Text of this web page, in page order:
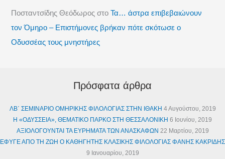
Ποσταντσίδης Θεόδωρος στοΤα… άστρα επιβεβαιώνουν
τον Όμηρο – Επιστήμονες βρήκαν πότε σκότωσε ο
Οδυσσέας τους μνηστήρες
Πρόσφατα άρθρα
ΛΒ΄ ΣEMINAPIO OMHPIKHΣ ΦIΛOΛOΓIAΣ ΣΤΗΝ ΙΘΑΚΗ 4 Αυγούστου, 2019
Η «ΟΔΥΣΣΕΙΑ», ΘΕΜΑΤΙΚΟ ΠΑΡΚΟ ΣΤΗ ΘΕΣΣΑΛΟΝΙΚΗ 6 Ιουνίου, 2019
ΑΞΙΟΛΟΓΟΥΝΤΑΙ ΤΑ ΕΥΡΗΜΑΤΑ ΤΩΝ ΑΝΑΣΚΑΦΩΝ 22 Μαρτίου, 2019
ΕΦΥΓΕ ΑΠΟ ΤΗ ΖΩΗ Ο ΚΑΘΗΓΗΤΗΣ ΚΛΑΣΙΚΗΣ ΦΙΛΟΛΟΓΙΑΣ ΦΑΝΗΣ ΚΑΚΡΙΔΗΣ
9 Ιανουαρίου, 2019